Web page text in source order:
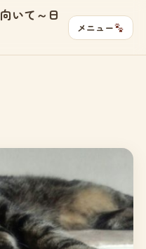
いて～日
メニュー